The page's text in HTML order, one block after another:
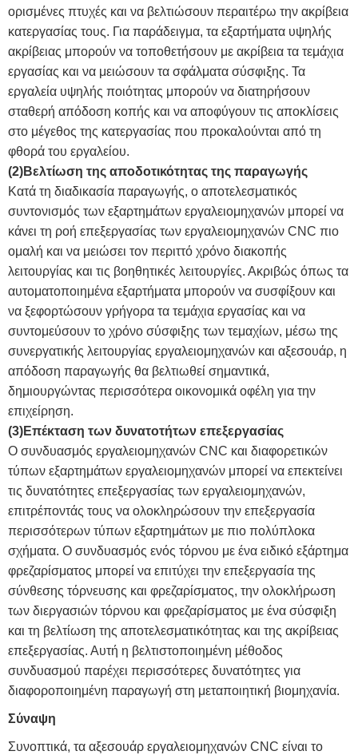
ορισμένες πτυχές και να βελτιώσουν περαιτέρω την ακρίβεια
κατεργασίας τους. Για παράδειγμα, τα εξαρτήματα υψηλής
ακρίβειας μπορούν να τοποθετήσουν με ακρίβεια τα τεμάχια
εργασίας και να μειώσουν τα σφάλματα σύσφιξης. Τα
εργαλεία υψηλής ποιότητας μπορούν να διατηρήσουν
σταθερή απόδοση κοπής και να αποφύγουν τις αποκλίσεις
στο μέγεθος της κατεργασίας που προκαλούνται από τη
φθορά του εργαλείου.
(2)Βελτίωση της αποδοτικότητας της παραγωγής
Κατά τη διαδικασία παραγωγής, ο αποτελεσματικός
συντονισμός των εξαρτημάτων εργαλειομηχανών μπορεί να
κάνει τη ροή επεξεργασίας των εργαλειομηχανών CNC πιο
ομαλή και να μειώσει τον περιττό χρόνο διακοπής
λειτουργίας και τις βοηθητικές λειτουργίες. Ακριβώς όπως τα
αυτοματοποιημένα εξαρτήματα μπορούν να συσφίξουν και
να ξεφορτώσουν γρήγορα τα τεμάχια εργασίας και να
συντομεύσουν το χρόνο σύσφιξης των τεμαχίων, μέσω της
συνεργατικής λειτουργίας εργαλειομηχανών και αξεσουάρ, η
απόδοση παραγωγής θα βελτιωθεί σημαντικά,
δημιουργώντας περισσότερα οικονομικά οφέλη για την
επιχείρηση.
(3)Επέκταση των δυνατοτήτων επεξεργασίας
Ο συνδυασμός εργαλειομηχανών CNC και διαφορετικών
τύπων εξαρτημάτων εργαλειομηχανών μπορεί να επεκτείνει
τις δυνατότητες επεξεργασίας των εργαλειομηχανών,
επιτρέποντάς τους να ολοκληρώσουν την επεξεργασία
περισσότερων τύπων εξαρτημάτων με πιο πολύπλοκα
σχήματα. Ο συνδυασμός ενός τόρνου με ένα ειδικό εξάρτημα
φρεζαρίσματος μπορεί να επιτύχει την επεξεργασία της
σύνθεσης τόρνευσης και φρεζαρίσματος, την ολοκλήρωση
των διεργασιών τόρνου και φρεζαρίσματος με ένα σύσφιξη
και τη βελτίωση της αποτελεσματικότητας και της ακρίβειας
επεξεργασίας. Αυτή η βελτιστοποιημένη μέθοδος
συνδυασμού παρέχει περισσότερες δυνατότητες για
διαφοροποιημένη παραγωγή στη μεταποιητική βιομηχανία.
Σύναψη
Συνοπτικά, τα αξεσουάρ εργαλειομηχανών CNC είναι το